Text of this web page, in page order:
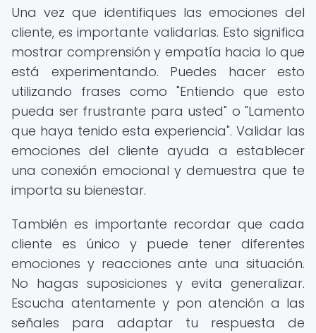
Una vez que identifiques las emociones del
cliente, es importante validarlas. Esto significa
mostrar comprensión y empatía hacia lo que
está experimentando. Puedes hacer esto
utilizando frases como "Entiendo que esto
pueda ser frustrante para usted" o "Lamento
que haya tenido esta experiencia". Validar las
emociones del cliente ayuda a establecer
una conexión emocional y demuestra que te
importa su bienestar.
También es importante recordar que cada
cliente es único y puede tener diferentes
emociones y reacciones ante una situación.
No hagas suposiciones y evita generalizar.
Escucha atentamente y pon atención a las
señales para adaptar tu respuesta de